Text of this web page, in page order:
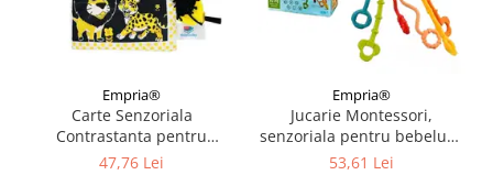
Empria®
Carte Senzoriala
Contrastanta pentru
Bebelusi Explorarea
47,76 Lei
Empria®
Jucarie Montessori,
senzoriala pentru bebelusi,
dentitie, Empria, Elefant
53,61 Lei